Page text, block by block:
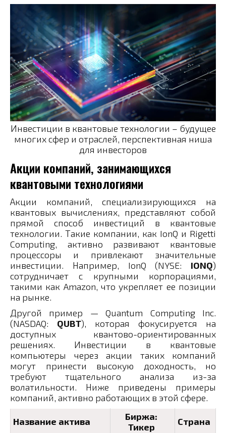
Инвестиции в квантовые технологии – будущее
многих сфер и отраслей, перспективная ниша
для инвесторов
Акции компаний, занимающихся
квантовыми технологиями
Акции компаний, специализирующихся на
квантовых вычислениях, представляют собой
прямой способ инвестиций в квантовые
технологии. Такие компании, как IonQ и Rigetti
Computing, активно развивают квантовые
процессоры и привлекают значительные
инвестиции. Например, IonQ (NYSE: IONQ)
сотрудничает с крупными корпорациями,
такими как Amazon, что укрепляет ее позиции
на рынке.
Другой пример — Quantum Computing Inc.
(NASDAQ: QUBT), которая фокусируется на
доступных квантово-ориентированных
решениях. Инвестиции в квантовые
компьютеры через акции таких компаний
могут принести высокую доходность, но
требуют тщательного анализа из-за
волатильности. Ниже приведены примеры
компаний, активно работающих в этой сфере.
Название актива
Биржа:
Тикер
Страна